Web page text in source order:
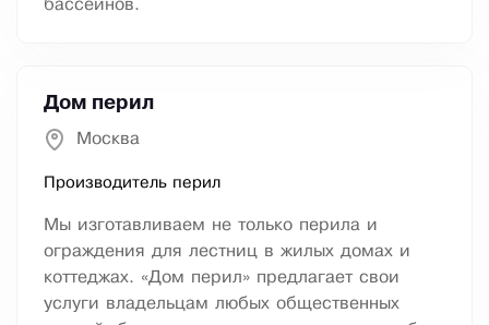
бассейнов.
Дом перил
Москва
Производитель перил
Мы изготавливаем не только перила и
ограждения для лестниц в жилых домах и
коттеджах. «Дом перил» предлагает свои
услуги владельцам любых общественных